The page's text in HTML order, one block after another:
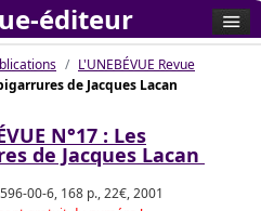
L'UNEBÉVUE Revue
de Jacques Lacan
N°17 : Les
de Jacques Lacan
00-6, 168 p., 22€, 2001
éditeur